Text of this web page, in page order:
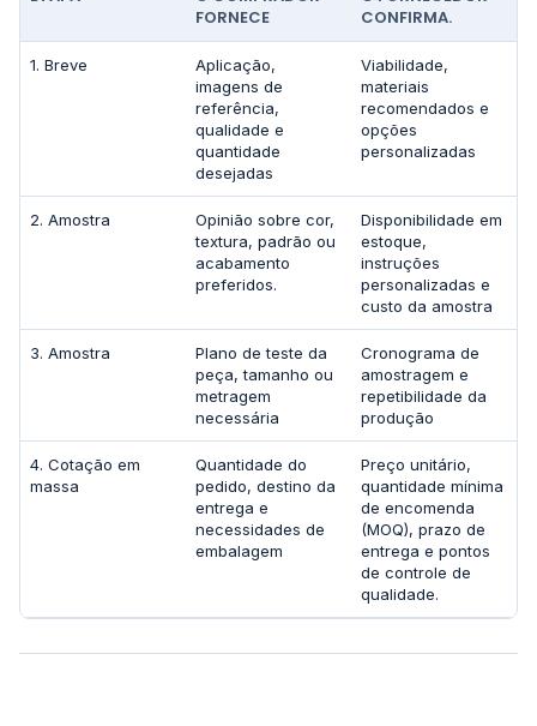
FORNECE
CONFIRMA.
1. Breve
Aplicação,
imagens de
referência,
qualidade e
quantidade
desejadas
Viabilidade,
materiais
recomendados e
opções
personalizadas
2. Amostra
Opinião sobre cor,
textura, padrão ou
acabamento
preferidos.
Disponibilidade em
estoque,
instruções
personalizadas e
custo da amostra
3. Amostra
Plano de teste da
peça, tamanho ou
metragem
necessária
Cronograma de
amostragem e
repetibilidade da
produção
4. Cotação em
massa
Quantidade do
pedido, destino da
entrega e
necessidades de
embalagem
Preço unitário,
quantidade mínima
de encomenda
(MOQ), prazo de
entrega e pontos
de controle de
qualidade.